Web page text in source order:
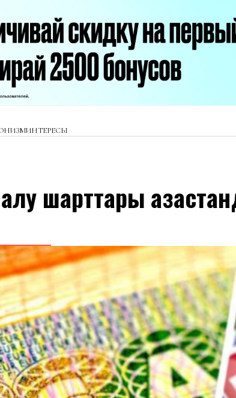
ИНТЕРЕСЫ
шарттары